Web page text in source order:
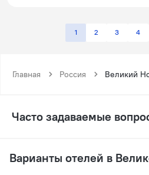
1 2 3 4
Главная Россия Великий
Часто задаваемые
Варианты отелей в